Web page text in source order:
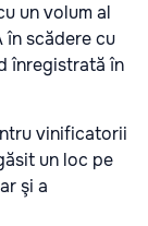
un volum al
în scădere cu
înregistrată în
vinificatorii
un loc pe
şi a